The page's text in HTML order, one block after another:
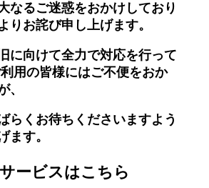
なるご迷惑をおかけしており
りお詫び申し上げます。
に向けて全力で対応を行って
用の皆様にはご不便をおか
、
らくお待ちくださいますよう
ます。
ービスはこちら